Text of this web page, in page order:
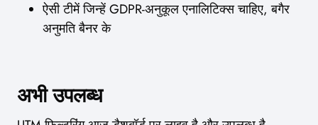
ऐसी टीमें जिन्हें GDPR-अनुकूल एनालिटिक्स चाहिए, बगैर
अनुमति बैनर के
अभी उपलब्ध